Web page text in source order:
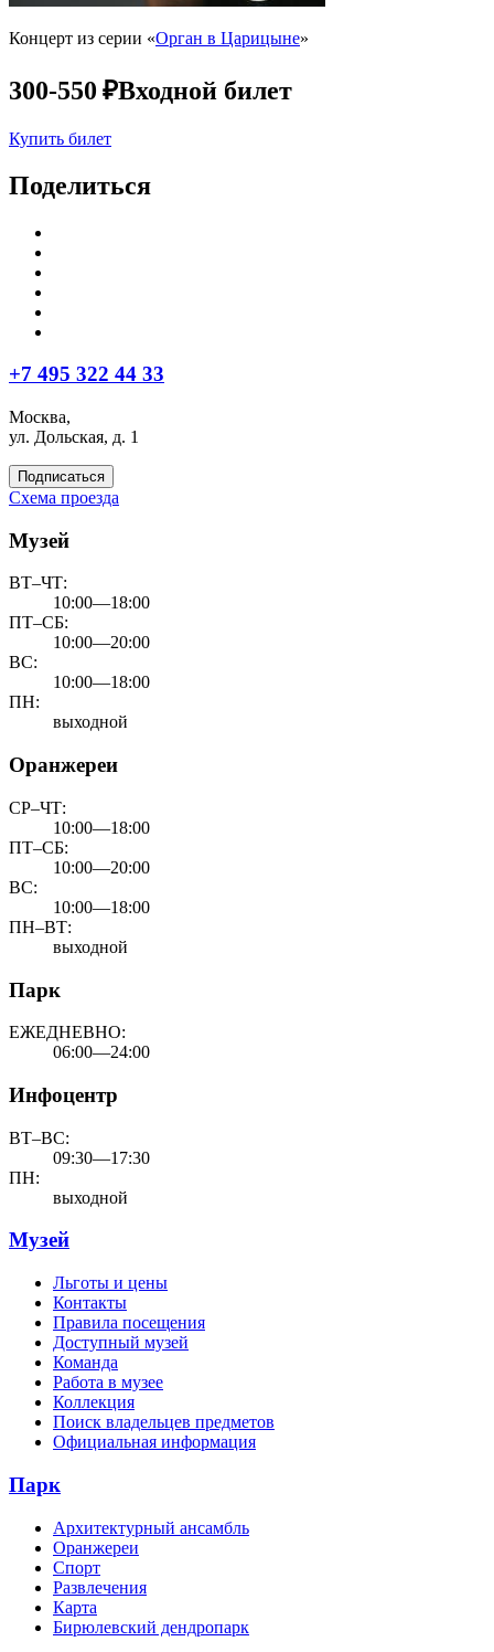
Концерт из серии «Орган в Царицыне»
300-550 ₽Входной билет
Купить билет
Поделиться
+7 495 322 44 33
Москва,
ул. Дольская, д. 1
Подписаться
Схема проезда
Музей
ВТ–ЧТ:
10:00—18:00
ПТ–СБ:
10:00—20:00
ВС:
10:00—18:00
ПН:
выходной
Оранжереи
СР–ЧТ:
10:00—18:00
ПТ–СБ:
10:00—20:00
ВС:
10:00—18:00
ПН–ВТ:
выходной
Парк
ЕЖЕДНЕВНО:
06:00—24:00
Инфоцентр
ВТ–ВС:
09:30—17:30
ПН:
выходной
Музей
Льготы и цены
Контакты
Правила посещения
Доступный музей
Команда
Работа в музее
Коллекция
Поиск владельцев предметов
Официальная информация
Парк
Архитектурный ансамбль
Оранжереи
Спорт
Развлечения
Карта
Бирюлевский дендропарк